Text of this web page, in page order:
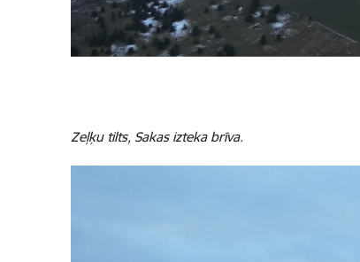
Zeļķu tilts, Sakas izteka brīva.